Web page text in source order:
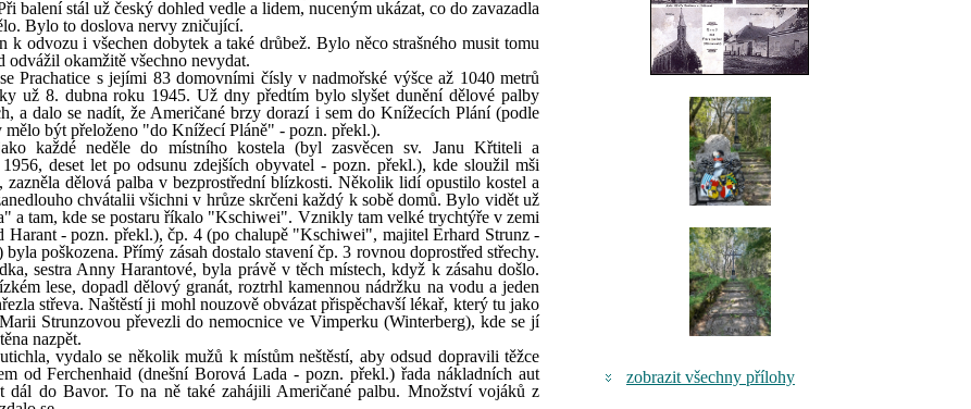
balení stál už český dohled vedle a lidem, nuceným ukázat, co do zavazadla
Bylo to doslova nervy zničující.
odvozu i všechen dobytek a také drůbež. Bylo něco strašného musit tomu
okamžitě všechno nevydat.
Prachatice s jejími 83 domovními čísly v nadmořské výšce až 1040 metrů
už 8. dubna roku 1945. Už dny předtím bylo slyšet dunění dělové palby
a dalo se nadít, že Američané brzy dorazí i sem do Knížecích Plání (podle
být přeloženo "do Knížecí Pláně" - pozn. překl.).
každé neděle do místního kostela (byl zasvěcen sv. Janu Křtiteli a
deset let po odsunu zdejších obyvatel - pozn. překl.), kde sloužil mši
zazněla dělová palba v bezprostřední blízkosti. Několik lidí opustilo kostel a
chvátalii všichni v hrůze skrčeni každý k sobě domů. Bylo vidět už
a tam, kde se postaru říkalo "Kschiwei". Vznikly tam velké trychtýře v zemi
Harant - pozn. překl.), čp. 4 (po chalupě "Kschiwei", majitel Erhard Strunz -
poškozena. Přímý zásah dostalo stavení čp. 3 rovnou doprostřed střechy.
sestra Anny Harantové, byla právě v těch místech, když k zásahu došlo.
lese, dopadl dělový granát, roztrhl kamennou nádržku na vodu a jeden
střeva. Naštěstí ji mohl nouzově obvázat přispěchavší lékař, který tu jako
Strunzovou převezli do nemocnice ve Vimperku (Winterberg), kde se jí
nazpět.
vydalo se několik mužů k místům neštěstí, aby odsud dopravili těžce
od Ferchenhaid (dnešní Borová Lada - pozn. překl.) řada nákladních aut
dál do Bavor. To na ně také zahájili Američané palbu. Množství vojáků z
zobrazit všechny přílohy